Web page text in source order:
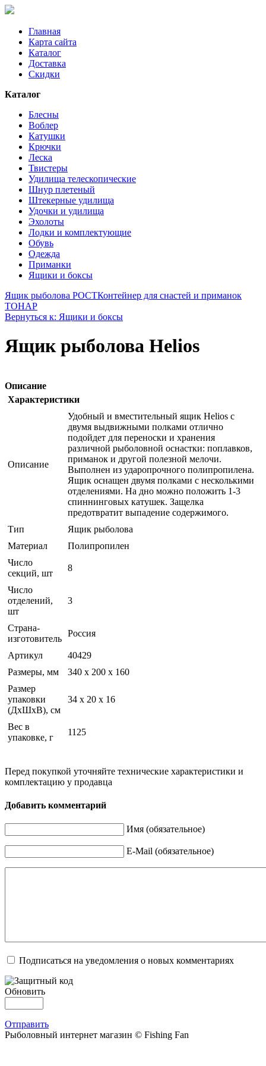
Главная
Карта сайта
Каталог
Доставка
Скидки
Каталог
Блесны
Воблер
Катушки
Крючки
Леска
Твистеры
Удилища телескопические
Шнур плетеный
Штекерные удилища
Удочки и удилища
Эхолоты
Лодки и комплектующие
Обувь
Одежда
Приманки
Ящики и боксы
Ящик рыболова РОСТКонтейнер для снастей и приманок
ТОНАР
Вернуться к: Ящики и боксы
Ящик рыболова Helios
Описание
Характеристики
Описание
Удобный и вместительный ящик Helios с
двумя выдвижными полками отлично
подойдет для переноски и хранения
различной рыболовной оснастки: поплавков,
приманок и другой полезной мелочи.
Выполнен из ударопрочного полипропилена.
Ящик оснащен двумя полками с несколькими
отделениями. На дно можно положить 1-3
спиннинговых катушек. Защелка
предотвратит выпадение содержимого.
Тип
Ящик рыболова
Материал
Полипропилен
Число
секций, шт
8
Число
отделений,
шт
3
Страна-
изготовитель
Россия
Артикул
40429
Размеры, мм
340 х 200 х 160
Размер
упаковки
(ДхШхВ), см
34 х 20 х 16
Вес в
упаковке, г
1125
Перед покупкой уточняйте технические характеристики и
комплектацию у продавца
Добавить комментарий
Имя (обязательное)
E-Mail (обязательное)
Подписаться на уведомления о новых комментариях
Обновить
Отправить
Рыболовный интернет магазин © Fishing Fan